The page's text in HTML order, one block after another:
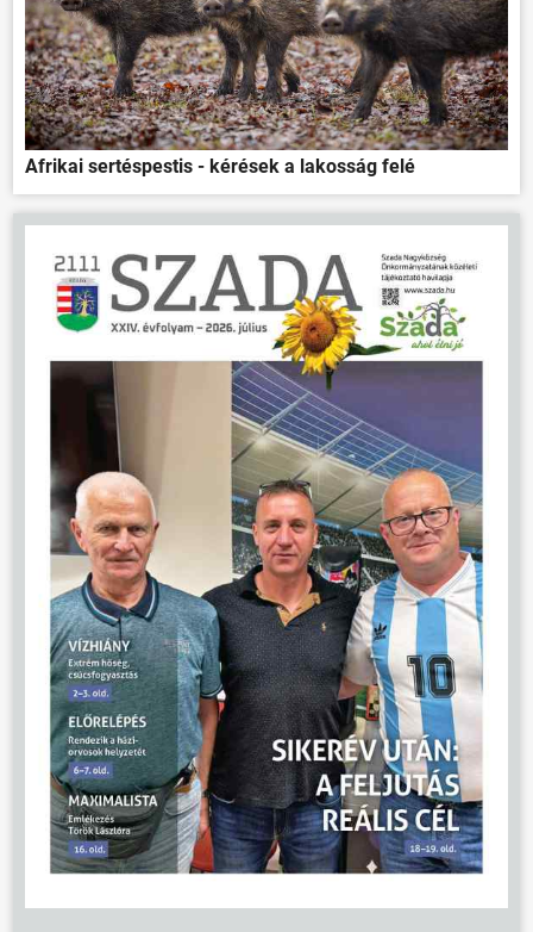
ÖNKORMÁNYZAT
ÜGYINTÉZÉS
KÖZÖSSÉG
HÍREK
VÁLASZTÁSOK
Afrikai sertéspestis - kérések a lakosság felé